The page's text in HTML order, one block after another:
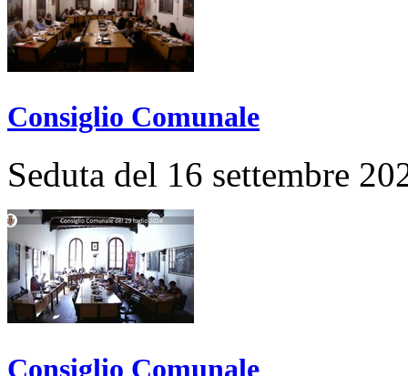
Consiglio Comunale
Seduta del 16 settembre
Consiglio Comunale